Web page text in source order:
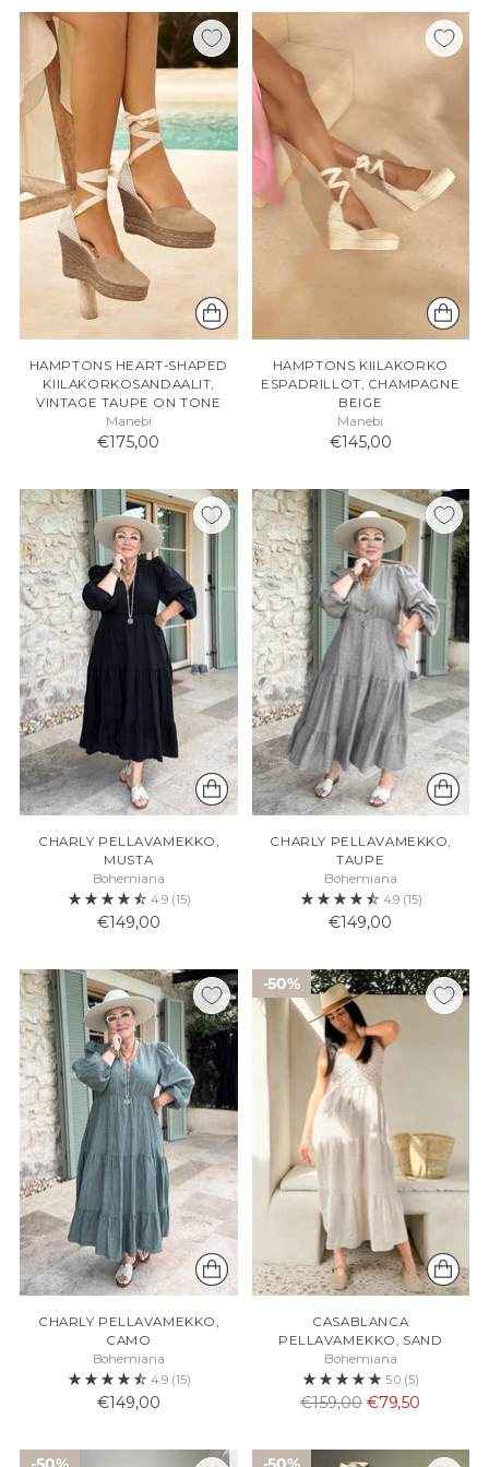
HAMPTONS HEART-SHAPED
KIILAKORKOSANDAALIT,
VINTAGE TAUPE ON TONE
Manebi
€175,00
HAMPTONS KIILAKORKO
ESPADRILLOT, CHAMPAGNE
BEIGE
Manebi
€145,00
CHARLY PELLAVAMEKKO,
MUSTA
Bohemiana
4.9 (15)
€149,00
CHARLY PELLAVAMEKKO,
TAUPE
Bohemiana
4.9 (15)
€149,00
CHARLY PELLAVAMEKKO,
CAMO
Bohemiana
4.9 (15)
€149,00
50%
CASABLANCA
PELLAVAMEKKO, SAND
Bohemiana
5.0 (5)
Normaali
€159,00 €79,50